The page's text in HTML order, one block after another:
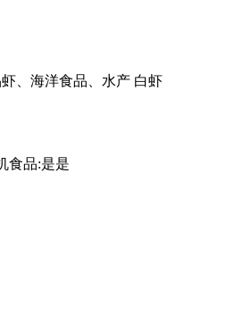
、海洋食品、水产 白虾
食品:是是